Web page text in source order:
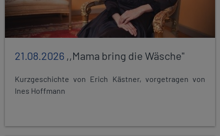
21.08.2026 ,,Mama bring die Wäsche"
Kurzgeschichte von Erich Kästner, vorgetragen von
Ines Hoffmann